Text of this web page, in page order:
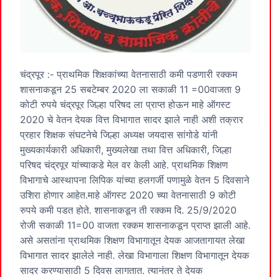
चंद्रपूर :- प्राथमिक शिक्षकांच्या वेतनासाठी कमी पडणारी रक्कम
शासनाकडून 25 सबटेम्बर 2020 ला सकाळी 11 =00वाजता 9
कोटी रुपये चंद्रपूर जिल्हा परिषद ला प्राप्त होऊन माहे ऑगस्ट
2020 चे वेतन देयक वित्त विभागात सादर झाले नाही अशी तक्रार
प्रहार शिक्षक संघटनेचे जिल्हा अध्यक्ष जयदास सांगोडे यांनी
मुख्यकार्यकारी अधिकारी, मुख्यलेखा तथा वित्त अधिकारी, जिल्हा
परिषद चंद्रपूर यांच्याकडे मेल वर केली आहे. प्राथमिक शिक्षण
विभागाचे आस्थापना लिपिक यांच्या हलगर्जी पणामुळे वेतन 5 दिवसाने
उशिरा होणार आहेत.माहे ऑगस्ट 2020 च्या वेतनासाठी 9 कोटी
रुपये कमी पडत होते. शासनाकडून ती रक्कम दि. 25/9/2020
रोजी सकाळी 11=00 वाजता रक्कम शासनाकडून प्राप्त झाली आहे.
असे असतांना प्राथमिक शिक्षण विभागातून देयक आजतागायत लेखा
विभागात सादर झालेले नाही. लेखा विभागाला शिक्षण विभागातून देयक
सादर करण्यासाठी 5 दिवस लागतात. त्यानंतर ते देयक